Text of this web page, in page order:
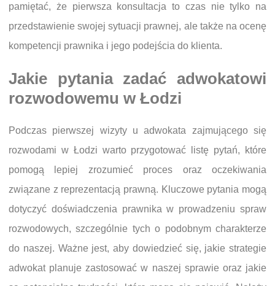
pamiętać, że pierwsza konsultacja to czas nie tylko na
przedstawienie swojej sytuacji prawnej, ale także na ocenę
kompetencji prawnika i jego podejścia do klienta.
Jakie pytania zadać adwokatowi
rozwodowemu w Łodzi
Podczas pierwszej wizyty u adwokata zajmującego się
rozwodami w Łodzi warto przygotować listę pytań, które
pomogą lepiej zrozumieć proces oraz oczekiwania
związane z reprezentacją prawną. Kluczowe pytania mogą
dotyczyć doświadczenia prawnika w prowadzeniu spraw
rozwodowych, szczególnie tych o podobnym charakterze
do naszej. Ważne jest, aby dowiedzieć się, jakie strategie
adwokat planuje zastosować w naszej sprawie oraz jakie